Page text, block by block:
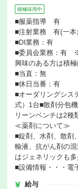
積極採用中
■服薬指導 有
■注射業務 有(一本
■DI業務：有
■委員会業務：有 ※
興味のある方は積
■当直：無
■休日当番：有
■オーダリングシス
式）1台■散剤分包
リーンベンチは2種
≪薬剤について≫
■錠剤、水剤、散剤
輸液、抗がん剤の
はジェネリックも多
■設備情報・・・電
給与